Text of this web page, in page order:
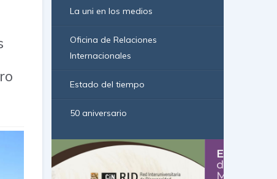
La uni en los medios
Oficina de Relaciones
Internacionales
Estado del tiempo
50 aniversario